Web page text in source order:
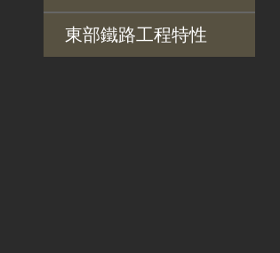
東部鐵路工程特性